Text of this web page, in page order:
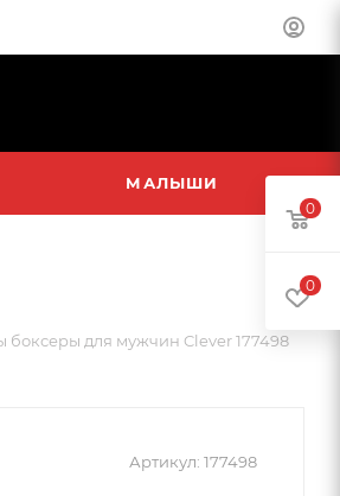
МАЛЫШИ
боксеры для мужчин Clever 177498
Артикул: 177498
0
0